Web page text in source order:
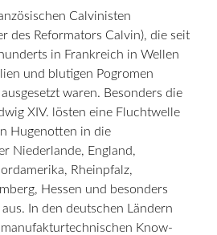
Calvinisten
des Reformators Calvin), die seit
in Frankreich in Wellen
und blutigen Pogromen
waren. Besonders die
XIV. lösten eine Fluchtwelle
Hugenotten in die
Niederlande, England,
Rheinpfalz,
Hessen und besonders
In den deutschen Ländern
Know-